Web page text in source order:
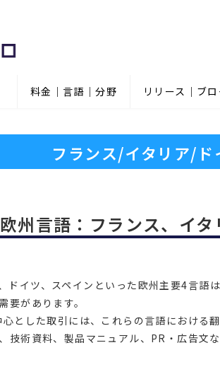
料金｜言語｜分野 リリース｜ブ
フランス/イタリア/ド
州言語：フランス、イ
ドイツ、スペインといった欧州主要4言語
要があります。
とした取引には、これらの言語における
技術資料、製品マニュアル、PR・広告文